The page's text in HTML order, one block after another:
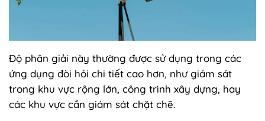
Độ phân giải này thường được sử dụng trong các
ứng dụng đòi hỏi chi tiết cao hơn, như giám sát
trong khu vực rộng lớn, công trình xây dựng, hay
các khu vực cần giám sát chặt chẽ.